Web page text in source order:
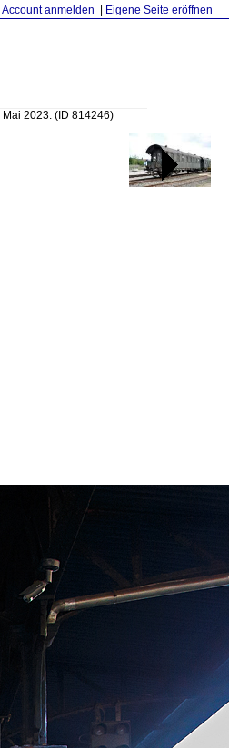
Account anmelden Eigene Seite eröffnen
Mai 2023. (ID 814246)